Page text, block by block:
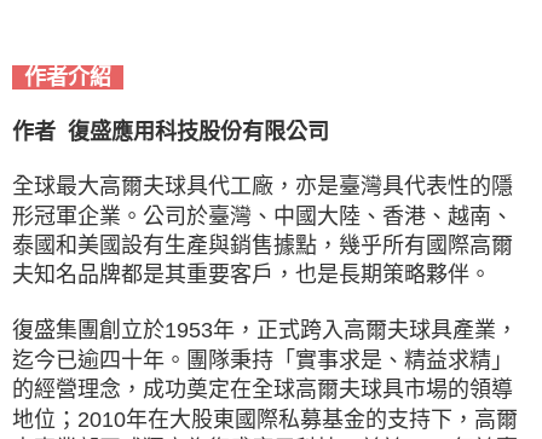
作者介紹
作者 復盛應用科技股份有限公司
全球最大高爾夫球具代工廠，亦是臺灣具代表性的隱
形冠軍企業。公司於臺灣、中國大陸、香港、越南、
泰國和美國設有生產與銷售據點，幾乎所有國際高爾
夫知名品牌都是其重要客戶，也是長期策略夥伴。
復盛集團創立於1953年，正式跨入高爾夫球具產業，
迄今已逾四十年。團隊秉持「實事求是、精益求精」
的經營理念，成功奠定在全球高爾夫球具市場的領導
地位；2010年在大股東國際私募基金的支持下，高爾